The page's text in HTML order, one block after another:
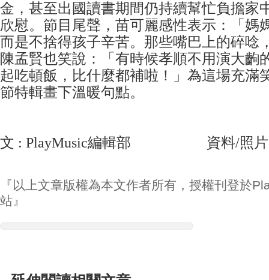
金，甚至出國讀書期間仍持續幫忙負擔家
欣慰。節目尾聲，苗可麗感性表示：「媽
而是不捨得孩子辛苦。那些嘴巴上的碎唸
陳孟賢也笑說：「有時候孝順不用演大齣
起吃頓飯，比什麼都補啦！」為這場充滿
節特輯畫下溫暖句點。
文 : PlayMusic編輯部 資料/照片
『以上文章版權為本文作者所有，授權刊登於
站』